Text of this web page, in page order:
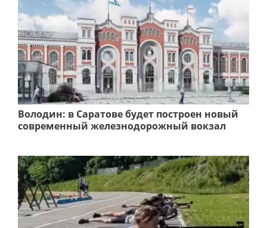
Володин: в Саратове будет построен новый
современный железнодорожный вокзал